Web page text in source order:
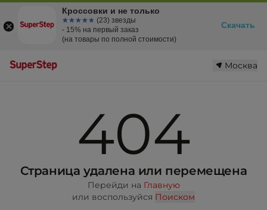
Москва
404
Страница удалена или перемещена
Перейди на Главную
или воспользуйся Поиском
Кроссовки и не только
☆☆☆☆☆
★★★★★ (23) звезды
- 15% на первый заказ
(на товары по полной стоимости)
Скачать